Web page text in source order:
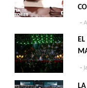
EL